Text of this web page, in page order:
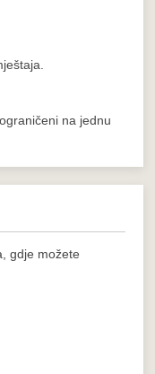
na jednu
gdje možete